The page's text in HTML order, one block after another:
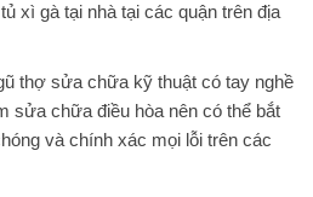
xì gà tại nhà tại các quận trên địa
thợ sửa chữa kỹ thuật có tay nghề
sửa chữa điều hòa nên có thể bắt
và chính xác mọi lỗi trên các